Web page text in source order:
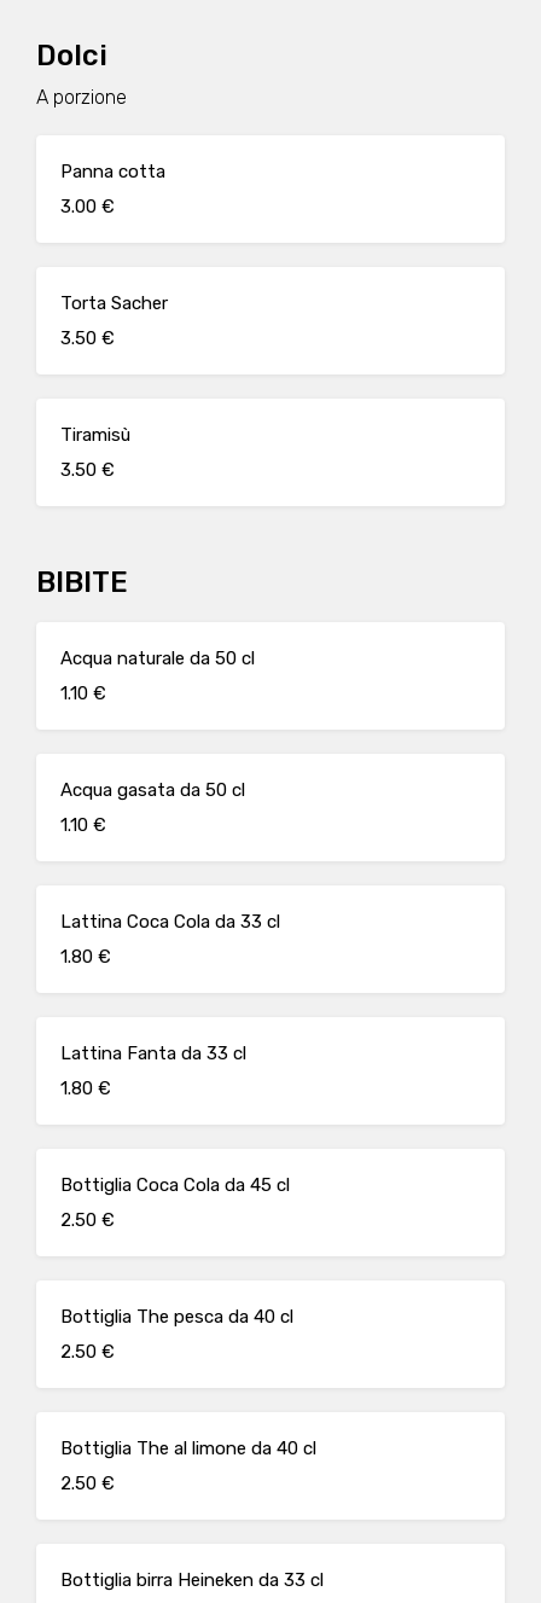
Dolci
A porzione
Panna cotta
3.00 €
Torta Sacher
3.50 €
Tiramisù
3.50 €
BIBITE
Acqua naturale da 50 cl
1.10 €
Acqua gasata da 50 cl
1.10 €
Lattina Coca Cola da 33 cl
1.80 €
Lattina Fanta da 33 cl
1.80 €
Bottiglia Coca Cola da 45 cl
2.50 €
Bottiglia The pesca da 40 cl
2.50 €
Bottiglia The al limone da 40 cl
2.50 €
Bottiglia birra Heineken da 33 cl